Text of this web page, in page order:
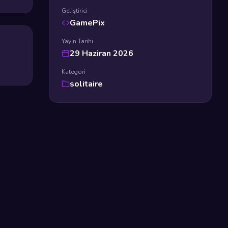
Geliştirici
GamePix
Yayın Tarihi
29 Haziran 2026
Kategori
solitaire